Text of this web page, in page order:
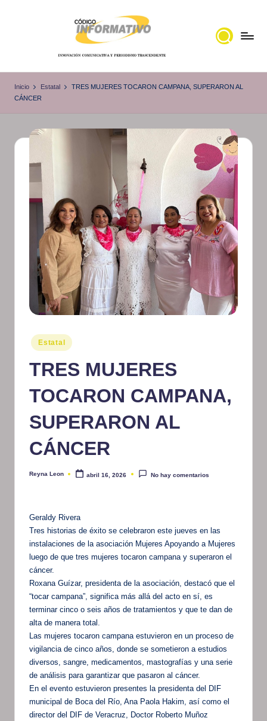
ó
i
o
n
f
o
r
m
at
o
Inicio Estatal
TRES MUJERES TOCARON CAMPANA, SUPERARON AL
CÁNCER
Publicado
en
Estatal
TRES MUJERES
TOCARON CAMPANA,
SUPERARON AL
CÁNCER
Publicado
Reyna Leon abril 16, 2026 No hay comentarios
Geraldy Rivera
Tres historias de éxito se celebraron este jueves en las
instalaciones de la asociación Mujeres Apoyando a Mujeres
luego de que tres mujeres tocaron campana y superaron el
cáncer.
Roxana Guízar, presidenta de la asociación, destacó que el
“tocar campana”, significa más allá del acto en sí, es
terminar cinco o seis años de tratamientos y que te dan de
alta de manera total.
Las mujeres tocaron campana estuvieron en un proceso de
vigilancia de cinco años, donde se sometieron a estudios
diversos, sangre, medicamentos, mastografías y una serie
de análisis para garantizar que pasaron al cáncer.
En el evento estuvieron presentes la presidenta del DIF
municipal de Boca del Río, Ana Paola Hakim, así como el
director del DIF de Veracruz, Doctor Roberto Muñoz